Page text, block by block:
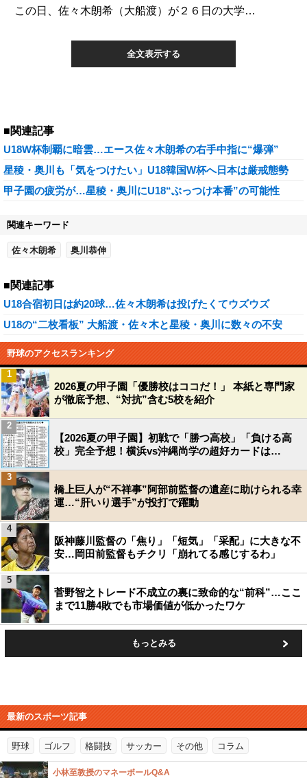
この日、佐々木朗希（大船渡）が２６日の大学…
全文表示する
■関連記事
U18W杯制覇に暗雲…エース佐々木朗希の右手中指に“爆弾”
星稜・奥川も「気をつけたい」U18韓国W杯へ日本は厳戒態勢
甲子園の疲労が…星稜・奥川にU18“ぶっつけ本番”の可能性
関連キーワード
佐々木朗希 奥川恭伸
■関連記事
U18合宿初日は約20球…佐々木朗希は投げたくてウズウズ
U18の“二枚看板” 大船渡・佐々木と星稜・奥川に数々の不安
野球のアクセスランキング
2026夏の甲子園「優勝校はココだ！」 本紙と専門家
が徹底予想、“対抗”含む5校を紹介
1
【2026夏の甲子園】初戦で「勝つ高校」「負ける高
校」完全予想！横浜vs沖縄尚学の超好カードは…
2
橋上巨人が“不祥事”阿部前監督の遺産に助けられる幸
運…“肝いり選手”が投打で躍動
3
阪神藤川監督の「焦り」「短気」「采配」に大きな不
安…岡田前監督もチクリ「崩れてる感じするわ」
4
菅野智之トレード不成立の裏に致命的な“前科”…ここ
まで11勝4敗でも市場価値が低かったワケ
5
もっとみる
最新のスポーツ記事
野球 ゴルフ 格闘技 サッカー その他 コラム
小林至教授のマネーボールQ&A